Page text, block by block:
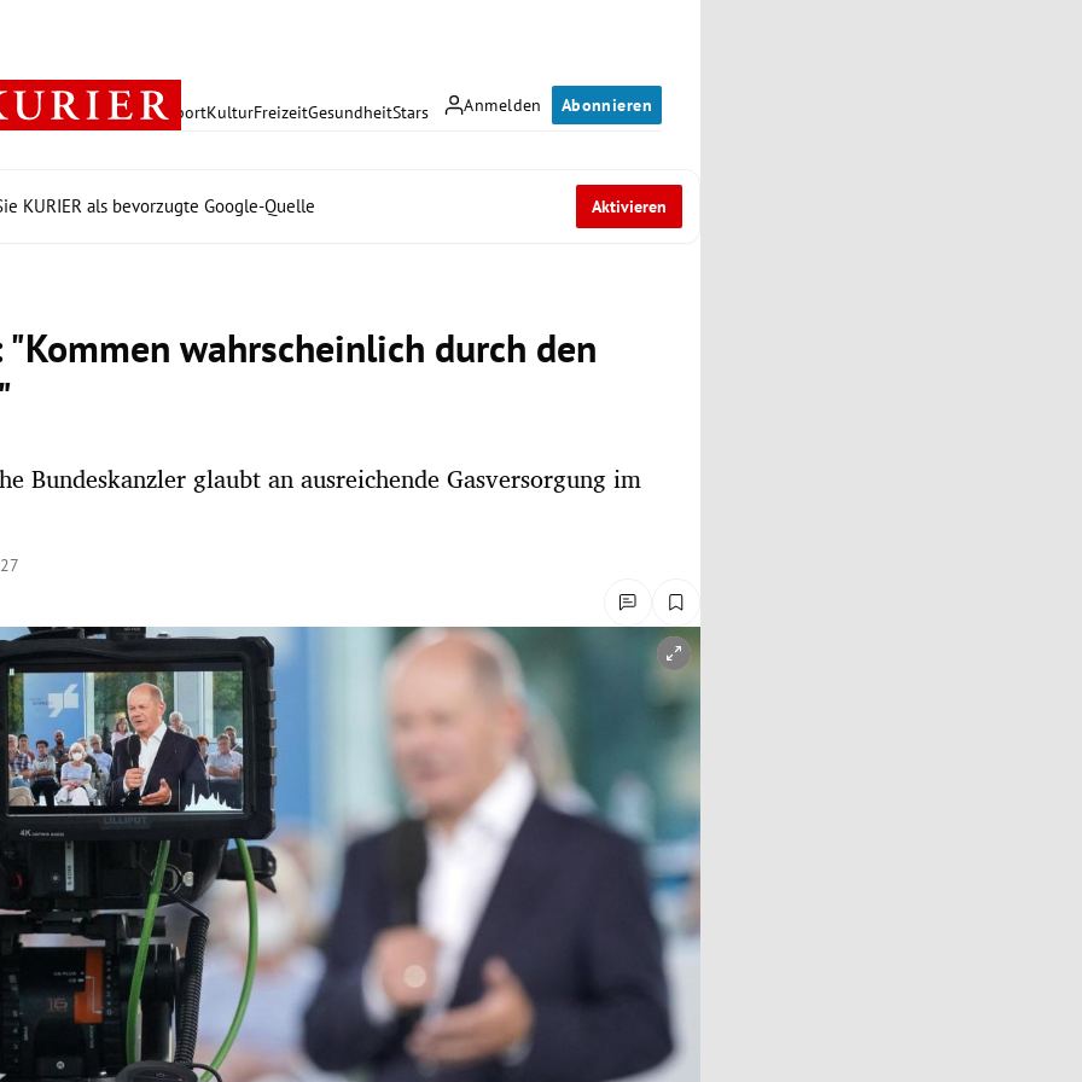
Anmelden Abonnieren
PolitikWirtschaft SportKulturFreizeitGesundheitStars
KURIER als bevorzugte Google-Quelle Aktivieren
"Kommen wahrscheinlich durch den
Bundeskanzler glaubt an ausreichende Gasversorgung im
öffnen/schließen